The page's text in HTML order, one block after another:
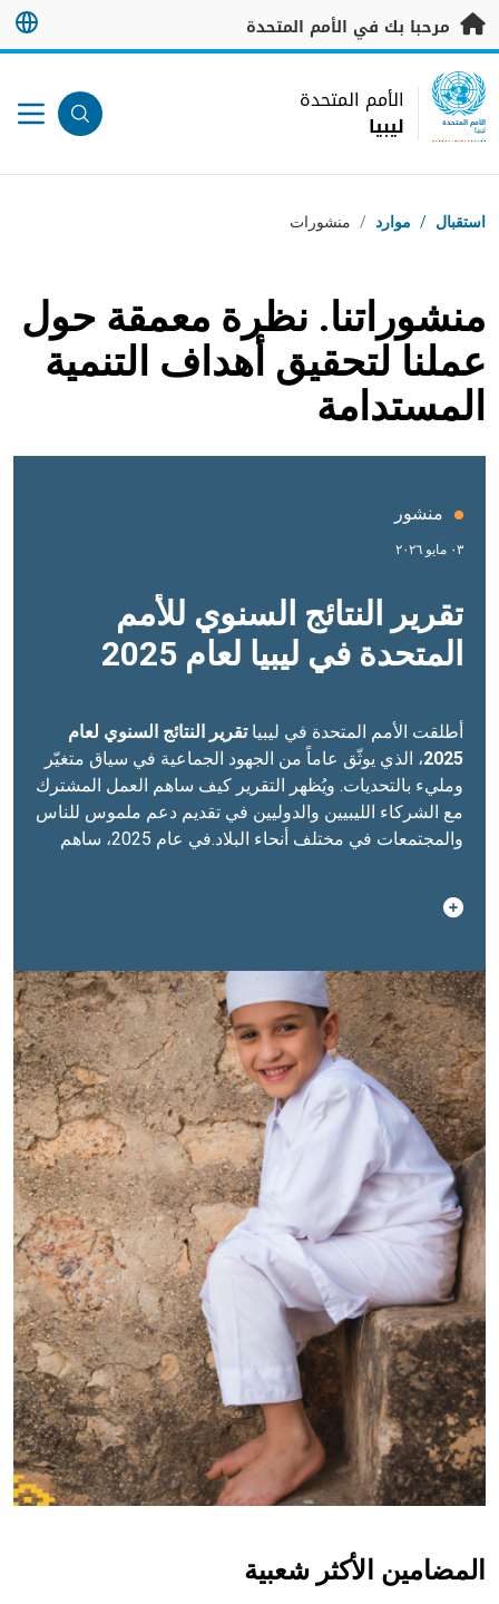
تخطى إلى المحتوى الرئيسي
مرحبا بك في الأمم المتحدة
UN Logo
الأمم المتحدة
ليبيا
الأمم المتحدة
ليبيا
مسار التنقل
استقبال / موارد / منشورات
منشوراتنا. نظرة معمقة حول
عملنا لتحقيق أهداف التنمية
المستدامة
منشور
٠٣ مايو ٢٠٢٦
تقرير النتائج السنوي للأمم
المتحدة في ليبيا لعام 2025
أطلقت الأمم المتحدة في ليبياتقرير النتائج السنوي لعام
2025، الذي يوثّق عاماً من الجهود الجماعية في سياق متغيّر
ومليء بالتحديات. ويُظهر التقرير كيف ساهم العمل المشترك
مع الشركاء الليبيين والدوليين في تقديم دعم ملموس للناس
والمجتمعات في مختلف أنحاء البلاد.في عام 2025، ساهم
الوصول إلى الخدمات الأساسية، وخلق فرص جديدة للشباب
ورواد الأعمال، وتطوير حلول مائية أكثر قدرة على الصمود
والمهاجرين واللاجئين والفئات الأكثر ضعفاً.ويعرض التقرير
النتائج المحققة عبر ستة مجالات ذات أولوية:السلام
والحوكمة، والتنمية الاقتصادية، والخدمات الاجتماعية،
والقدرة على الصمود في مجالي المناخ والمياه، والحلول
الدائمة للنازحين داخلياً، وإدارة الهجرة
.يركّز تقرير عام 2025
على الناس والشراكات، من خلال مساعدة المجتمعات على
الوصول إلى الخدمات، ودعم المؤسسات في التخطيط
والتنفيذ، والعمل مع الشركاء لبناء مسارات أكثر شمولاً
وقدرة على الصمود من أجل مستقبل ليبيا.للاطلاع على لمحة
سريعة عن أبرز النتائج، يمكنكم مشاهدة لمحة عن نتائج الأمم
المتحدة في ليبيا لعام 2025 من هنا:
UN Libya 2025 Annual
Results Snapshot | United Nations in Libyaيمكنكم
تحميل التقرير الكامل أدناه باللغتين العربية والإنجليزية.
المضامين الأكثر شعبية